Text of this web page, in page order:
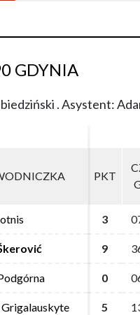
GDYNIA
. Asystent:
PKT
3
9
0
5
PKT
3
9
0
5